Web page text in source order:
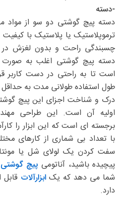
-دسته
دسته پیچ گوشتی دو سو از مواد
ترموپلاستیک یا پلاستیک با کیفیت
چسبندگی راحت و بدون لغزش
دسته پیچ گوشتی اغلب به صورت
است تا به راحتی در دست کاربر
طول استفاده طولانی مدت به حداقل
درک و شناخت اجزای این پیچ
اولیه آن است. این طراحی
برجسته ای است که این ابزار را
با تعداد بی شماری از کارهای
سفت کردن یک لولای شل یا
پیچیده باشید، آناتومی پیچ گوشتی
شما می دهد که یکابزارآلات
دارد.